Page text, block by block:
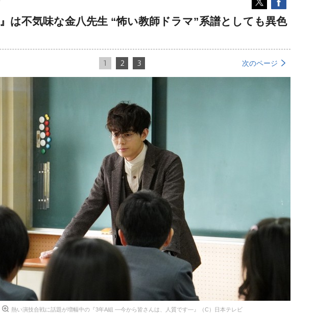
』は不気味な金八先生 “怖い教師ドラマ”系譜としても異色
1 2 3 次のページ
熱い演技合戦に話題が増幅中の『3年A組 ―今から皆さんは、人質です―』（C）日本テレビ